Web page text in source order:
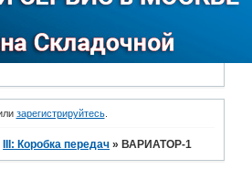
зарегистрируйтесь.
III: Коробка передач » ВАРИАТОР-1